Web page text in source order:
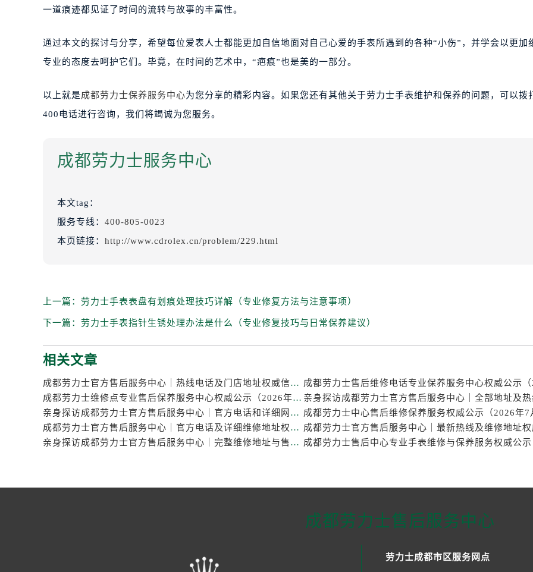
一道痕迹都见证了时间的流转与故事的丰富性。
通过本文的探讨与分享，希望每位爱表人士都能更加自信地面对自己心爱的手表所遇到的各种“小伤”，并学会以更加
专业的态度去呵护它们。毕竟，在时间的艺术中，“疤痕”也是美的一部分。
以上就是成都劳力士保养服务中心为您分享的精彩内容。如果您还有其他关于劳力士手表维护和保养的问题，可以拨
400电话进行咨询，我们将竭诚为您服务。
成都劳力士服务中心
本文tag：
服务专线： 400-805-0023
本页链接： http://www.cdrolex.cn/problem/229.html
上一篇： 劳力士手表表盘有划痕处理技巧详解（专业修复方法与注意事项）
下一篇： 劳力士手表指针生锈处理办法是什么（专业修复技巧与日常保养建议）
相关文章
成都劳力士官方售后服务中心｜热线电话及门店地址权威信息公示（2026年7月最新）
成都劳力士维修点专业售后保养服务中心权威公示（2026年7月最新）
亲身探访成都劳力士官方售后服务中心｜官方电话和详细网点地址（2026年7月最新）
成都劳力士官方售后服务中心｜官方电话及详细维修地址权威信息公示（2026年7月最新）
亲身探访成都劳力士官方售后服务中心｜完整维修地址与售后热线（2026年7月最新）
成都劳力士售后服务中心
劳力士成都市区服务网点